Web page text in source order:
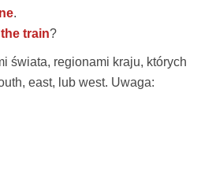
.
the train?
świata, regionami kraju, których
, east, lub west. Uwaga: